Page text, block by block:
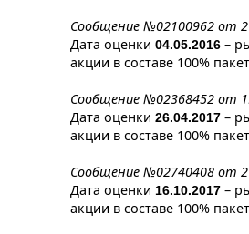
Сообщение №02100962 от
Дата оценки 04.05.2016 –
акции в составе 100%
Сообщение №02368452 от
Дата оценки 26.04.2017 –
акции в составе 100%
Сообщение №02740408 от
Дата оценки 16.10.2017 –
акции в составе 100%